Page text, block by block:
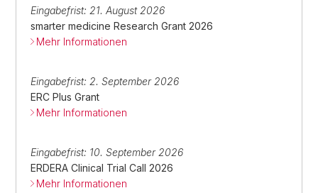
Eingabefrist: 21. August 2026
smarter medicine Research Grant 2026
Mehr Informationen
Eingabefrist: 2. September 2026
ERC Plus Grant
Mehr Informationen
Eingabefrist: 10. September 2026
ERDERA Clinical Trial Call 2026
Mehr Informationen